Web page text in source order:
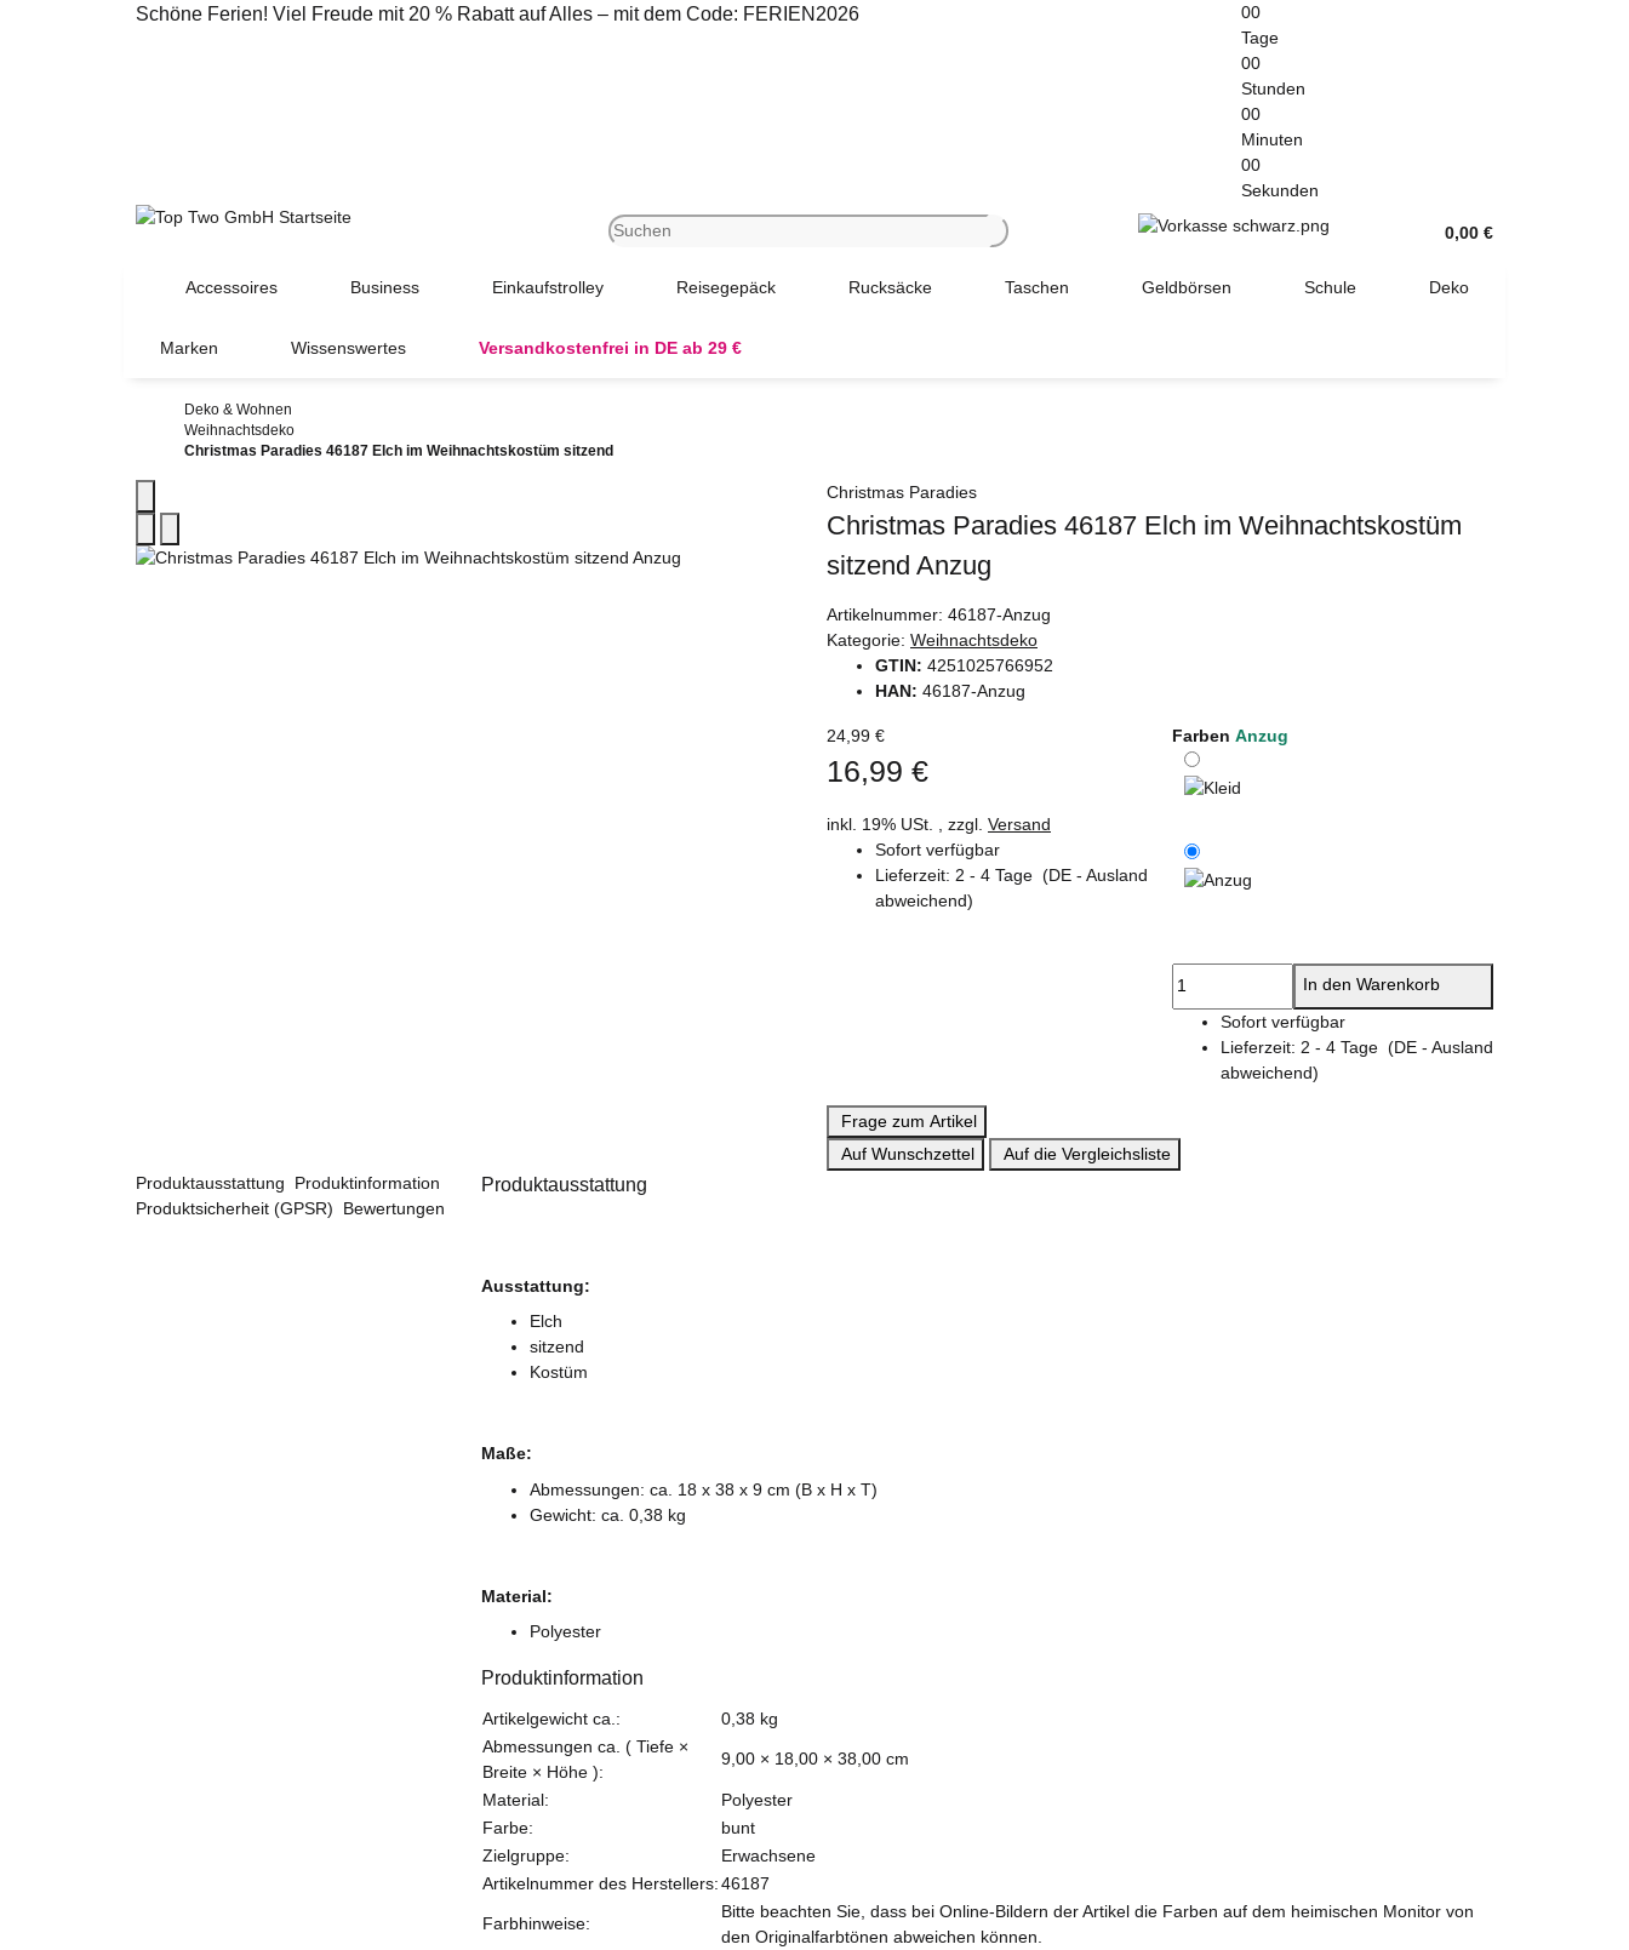
Schöne Ferien! Viel Freude mit 20 % Rabatt auf Alles – mit dem Code: FERIEN2026
00
Tage
00
Stunden
00
Minuten
00
Sekunden
0,00 €
Accessoires Business Einkaufstrolley Reisegepäck Rucksäcke Taschen Geldbörsen Schule Deko
Marken Wissenswertes Versandkostenfrei in DE ab 29 €
Deko & Wohnen
Weihnachtsdeko
Christmas Paradies 46187 Elch im Weihnachtskostüm sitzend
Christmas Paradies
Christmas Paradies 46187 Elch im Weihnachtskostüm
sitzend Anzug
Artikelnummer: 46187-Anzug
Kategorie: Weihnachtsdeko
GTIN: 4251025766952
HAN: 46187-Anzug
24,99 €
16,99 €
inkl. 19% USt. , zzgl. Versand
Sofort verfügbar
Lieferzeit: 2 - 4 Tage (DE - Ausland
abweichend)
Farben Anzug
Kleid
In den Warenkorb
Sofort verfügbar
Lieferzeit: 2 - 4 Tage (DE - Ausland
abweichend)
Frage zum Artikel
Auf Wunschzettel
Auf die Vergleichsliste
Produktausstattung
Produktinformation
Produktsicherheit (GPSR)
Bewertungen
Produktausstattung
Ausstattung:
Elch
sitzend
Kostüm
Maße:
Abmessungen: ca. 18 x 38 x 9 cm (B x H x T)
Gewicht: ca. 0,38 kg
Material:
Polyester
Produktinformation
Produkteigenschaft
Wert
Artikelgewicht ca.: 0,38 kg
Abmessungen ca. ( Tiefe ×
Breite × Höhe ):
9,00 × 18,00 × 38,00 cm
Material:
Polyester
Farbe:
bunt
Zielgruppe:
Erwachsene
Artikelnummer des Herstellers:46187
Farbhinweise:
Bitte beachten Sie, dass bei Online-Bildern der Artikel die Farben auf dem heimischen Monitor von
den Originalfarbtönen abweichen können.